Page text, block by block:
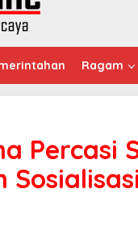
Ragam
Percasi